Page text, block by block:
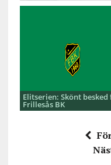
Elitserien: Skönt besked
Frillesås BK